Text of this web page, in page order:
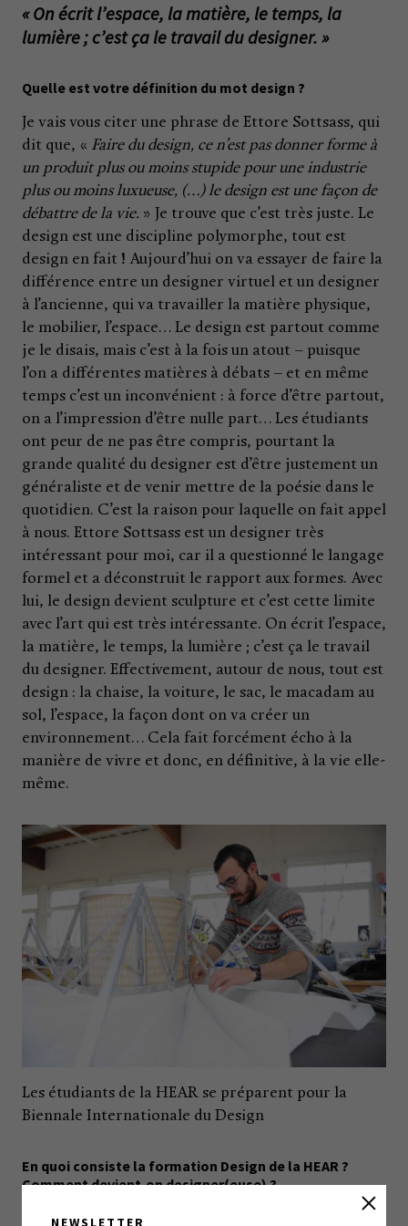
NEWSLETTER
« On écrit l’espace, la matière, le temps, la
lumière ; c’est ça le travail du designer. »
Quelle est votre définition du mot design ?
Je vais vous citer une phrase de Ettore Sottsass, qui
dit que, « Faire du design, ce n’est pas donner forme à
un produit plus ou moins stupide pour une industrie
plus ou moins luxueuse, (…) le design est une façon de
débattre de la vie. » Je trouve que c’est très juste. Le
design est une discipline polymorphe, tout est
design en fait ! Aujourd’hui on va essayer de faire la
différence entre un designer virtuel et un designer
à l’ancienne, qui va travailler la matière physique,
le mobilier, l’espace… Le design est partout comme
je le disais, mais c’est à la fois un atout – puisque
l’on a différentes matières à débats – et en même
temps c’est un inconvénient : à force d’être partout,
on a l’impression d’être nulle part… Les étudiants
ont peur de ne pas être compris, pourtant la
grande qualité du designer est d’être justement un
généraliste et de venir mettre de la poésie dans le
quotidien. C’est la raison pour laquelle on fait appel
à nous. Ettore Sottsass est un designer très
intéressant pour moi, car il a questionné le langage
formel et a déconstruit le rapport aux formes. Avec
lui, le design devient sculpture et c’est cette limite
avec l’art qui est très intéressante. On écrit l’espace,
la matière, le temps, la lumière ; c’est ça le travail
du designer. Effectivement, autour de nous, tout est
design : la chaise, la voiture, le sac, le macadam au
sol, l’espace, la façon dont on va créer un
environnement… Cela fait forcément écho à la
manière de vivre et donc, en définitive, à la vie elle-
même.
Les étudiants de la HEAR se préparent pour la
Biennale Internationale du Design
En quoi consiste la formation Design de la HEAR ?
Comment devient-on designer(euse) ?
J’enseigne à la HEAR (Haute École des Arts du